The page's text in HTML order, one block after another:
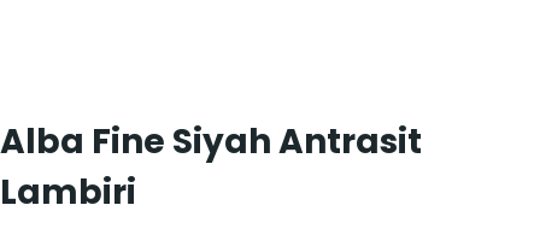
Alba Fine Siyah Antrasit
Lambiri